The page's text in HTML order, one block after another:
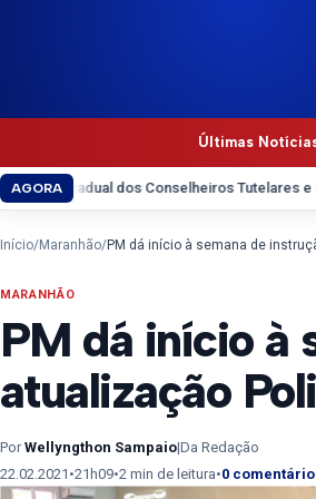
Últimas
AGORAdos Conselheiros Tutelares e reforça
Início/Maranhão/PM dá início à semana de
MARANHÃO
PM dá início à
atualização
PorWellyngthon Sampaio|Da Redação
22.02.2021 •21h09•2 min de leitura•0